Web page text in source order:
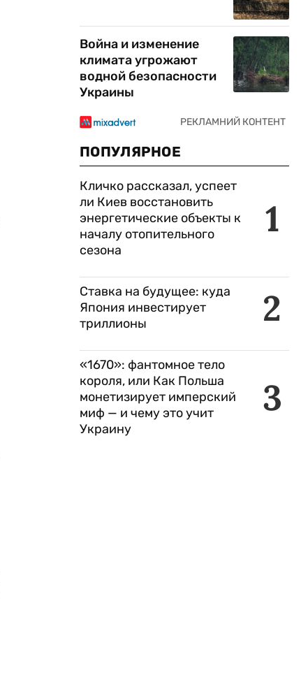
Война и изменение
климата угрожают
водной безопасности
Украины
ПОПУЛЯРНОЕ
1
Кличко рассказал, успеет
ли Киев восстановить
энергетические объекты к
началу отопительного
сезона
2
Ставка на будущее: куда
Япония инвестирует
триллионы
3
«1670»: фантомное тело
короля, или Как Польша
монетизирует имперский
миф — и чему это учит
Украину